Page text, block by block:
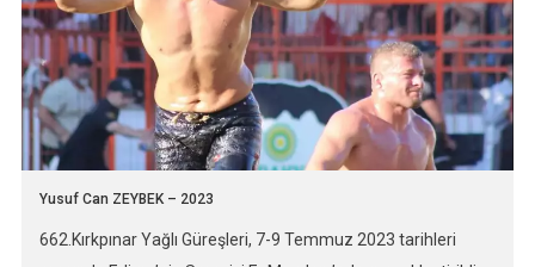
Yusuf Can ZEYBEK – 2023
662.Kırkpınar Yağlı Güreşleri, 7-9 Temmuz 2023 tarihleri